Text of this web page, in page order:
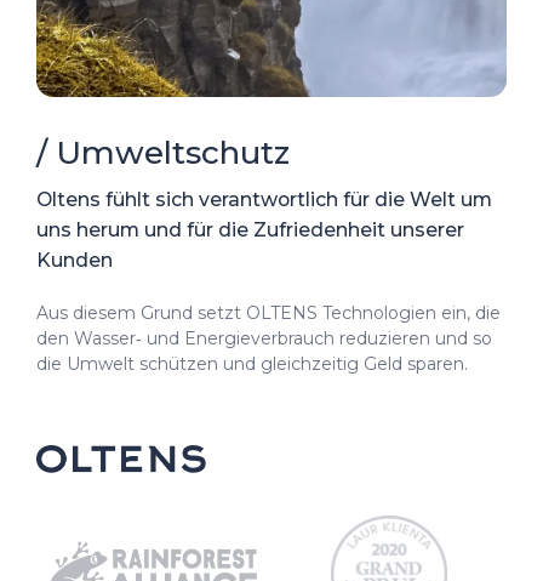
/ Umweltschutz
Oltens fühlt sich verantwortlich für die Welt um
uns herum und für die Zufriedenheit unserer
Kunden
Aus diesem Grund setzt OLTENS Technologien ein, die
den Wasser‑ und Energieverbrauch reduzieren und so
die Umwelt schützen und gleichzeitig Geld sparen.